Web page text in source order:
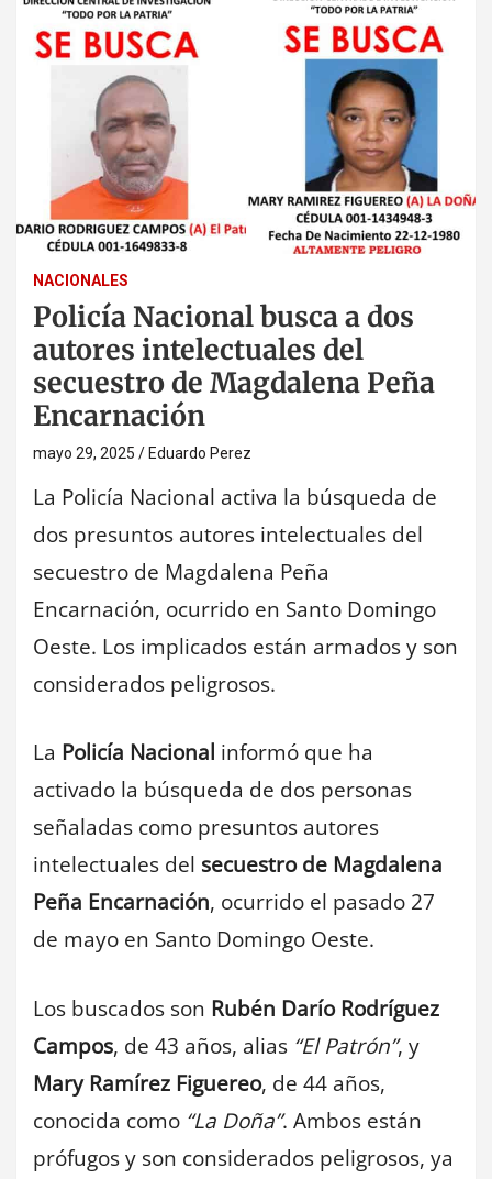
NACIONALES
Policía Nacional busca a dos
autores intelectuales del
secuestro de Magdalena Peña
Encarnación
mayo 29, 2025 Eduardo Perez
La Policía Nacional activa la búsqueda de
dos presuntos autores intelectuales del
secuestro de Magdalena Peña
Encarnación, ocurrido en Santo Domingo
Oeste. Los implicados están armados y son
considerados peligrosos.
La Policía Nacional informó que ha
activado la búsqueda de dos personas
señaladas como presuntos autores
intelectuales del secuestro de Magdalena
Peña Encarnación, ocurrido el pasado 27
de mayo en Santo Domingo Oeste.
Los buscados son Rubén Darío Rodríguez
Campos, de 43 años, alias “El Patrón”, y
Mary Ramírez Figuereo, de 44 años,
conocida como “La Doña”. Ambos están
prófugos y son considerados peligrosos, ya